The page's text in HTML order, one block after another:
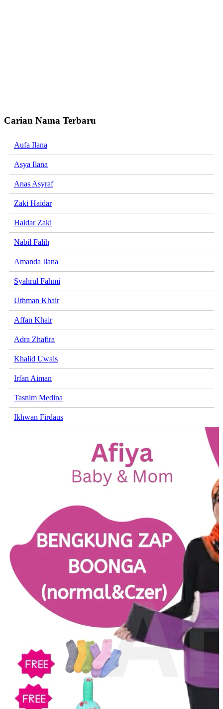
Carian Nama Terbaru
Aufa Ilana
Asya Ilana
Anas Asyraf
Zaki Haidar
Haidar Zaki
Nabil Falih
Amanda Ilana
Syahrul Fahmi
Uthman Khair
Affan Khair
Adra Zhafira
Khalid Uwais
Irfan Aiman
Tasnim Medina
Ikhwan Firdaus